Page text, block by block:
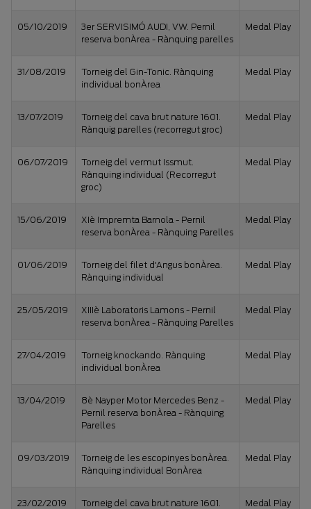
05/10/2019
3er SERVISIMÓ AUDI, VW. Pernil
reserva bonÀrea - Rànquing parelles
Medal Play
31/08/2019
Torneig del Gin-Tonic. Rànquing
individual bonÀrea
Medal Play
13/07/2019
Torneig del cava brut nature 1601.
Rànquig parelles (recorregut groc)
Medal Play
06/07/2019
Torneig del vermut Issmut.
Rànquing individual (Recorregut
groc)
Medal Play
15/06/2019
XIè Impremta Barnola - Pernil
reserva bonÀrea - Rànquing Parelles
Medal Play
01/06/2019
Torneig del filet d'Angus bonÀrea.
Rànquing individual
Medal Play
25/05/2019
XIIIè Laboratoris Lamons - Pernil
reserva bonÀrea - Rànquing Parelles
Medal Play
27/04/2019
Torneig knockando. Rànquing
individual bonÀrea
Medal Play
13/04/2019
8è Nayper Motor Mercedes Benz -
Pernil reserva bonÀrea - Rànquing
Parelles
Medal Play
09/03/2019
Torneig de les escopinyes bonÀrea.
Rànquing individual BonÀrea
Medal Play
23/02/2019
Torneig del cava brut nature 1601.
Medal Play